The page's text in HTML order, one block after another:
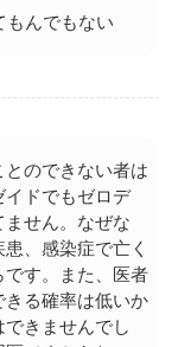
もんでもない
のできない者は
ドでもゼロデ
ません。なぜな
、感染症で亡く
す。また、医者
る確率は低いか
きませんでし